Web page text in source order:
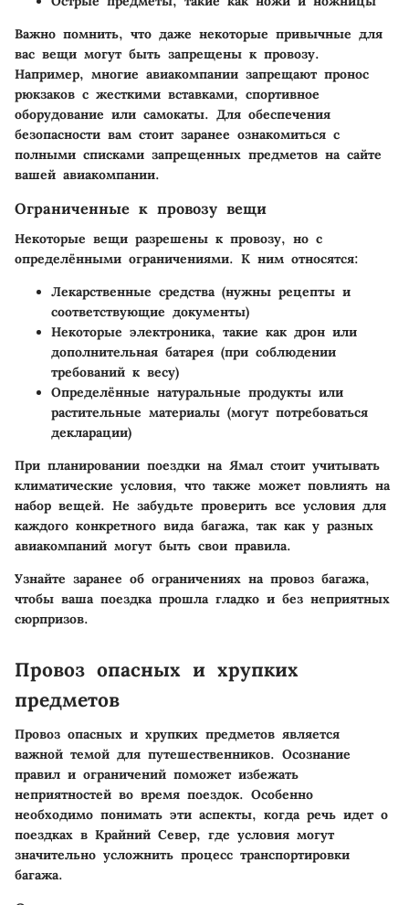
Важно помнить, что даже некоторые привычные для
вас вещи могут быть запрещены к провозу.
Например, многие авиакомпании запрещают пронос
рюкзаков с жесткими вставками, спортивное
оборудование или самокаты. Для обеспечения
безопасности вам стоит заранее ознакомиться с
полными списками запрещенных предметов на сайте
вашей авиакомпании.
Ограниченные к провозу вещи
Некоторые вещи разрешены к провозу, но с
определёнными ограничениями. К ним относятся:
Лекарственные средства (нужны рецепты и
соответствующие документы)
Некоторые электроника, такие как дрон или
дополнительная батарея (при соблюдении
требований к весу)
Определённые натуральные продукты или
растительные материалы (могут потребоваться
декларации)
При планировании поездки на Ямал стоит учитывать
климатические условия, что также может повлиять на
набор вещей. Не забудьте проверить все условия для
каждого конкретного вида багажа, так как у разных
авиакомпаний могут быть свои правила.
Узнайте заранее об ограничениях на провоз багажа,
чтобы ваша поездка прошла гладко и без неприятных
сюрпризов.
Провоз опасных и хрупких
предметов
Провоз опасных и хрупких предметов является
важной темой для путешественников. Осознание
правил и ограничений поможет избежать
неприятностей во время поездок. Особенно
необходимо понимать эти аспекты, когда речь идет о
поездках в Крайний Север, где условия могут
значительно усложнить процесс транспортировки
багажа.